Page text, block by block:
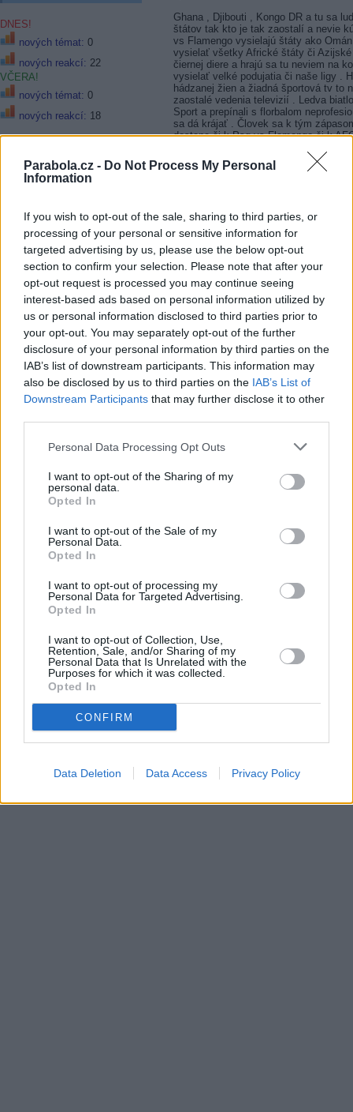
Parabola.cz - Do Not Process My Personal
Information
If you wish to opt-out of the sale, sharing to third parties, or
processing of your personal or sensitive information for
targeted advertising by us, please use the below opt-out
section to confirm your selection. Please note that after your
opt-out request is processed you may continue seeing
interest-based ads based on personal information utilized by
us or personal information disclosed to third parties prior to
your opt-out. You may separately opt-out of the further
disclosure of your personal information by third parties on the
IAB’s list of downstream participants. This information may
also be disclosed by us to third parties on the IAB’s List of
Downstream Participants that may further disclose it to other
Personal Data Processing Opt Outs
I want to opt-out of the Sharing of my
personal data.
Opted In
I want to opt-out of the Sale of my
Personal Data.
Opted In
I want to opt-out of processing my
Personal Data for Targeted Advertising.
Opted In
I want to opt-out of Collection, Use,
Retention, Sale, and/or Sharing of my
Personal Data that Is Unrelated with the
Purposes for which it was collected.
Opted In
CONFIRM
Data Deletion Data Access Privacy Policy
DNES!
nových témat: 0
nových reakcí: 22
VČERA!
nových témat: 0
nových reakcí: 18
LM v novej sezóne
zakaznikom
Prima sport
Stabilizace zásuvky 230 V
Kde robím chybu? alebo
skôr mi to nejde do hlavy
Magio 300e faktúra za 1m
kábla
Monoblok quad + 3
prijímače = rozpad obrazu
Top reakce
Web skylink a pristup k
prijímače = rozpad obrazu
Český fotbal v tv
4KA TV Karta vypadne
Stabilizace zásuvky 230 V
LM v novej sezóne
Canal+Sporty
Ghana , Djibouti , Kongo DR a tu sa
štátov tak kto je tak zaostalí a nevie
vs Flamengo vysielajú štáty ako
vysielať všetky Africké štáty či
čiernej diere a hrajú sa tu neviem na
vysielať velké podujatia či naše ligy .
hádzanej žien a žiadná športová tv to
zaostalé vedenia televizií . Ledva
Sport a prepínali s florbalom
sa dá krájať . Človek sa k tým
dostane či k Psg vs Flamengo či k
nechcú vysielať to čo ludí zaujíma .
ani tu nevedia dať do UHD či
20.12.2025, 21:55.28
RE: Copa del Rey (futbal)
supercopa de españa 2026 vysílá
21.12.2025, 12:59.38
RE: Copa del Rey (futbal)
FA CUP aj na anténe TVP sport a TVP.
TVP oznámila, že získala vysielacie
sezóny (od sezóny 2025/26 do
INFO: Nejnovější reakce jsou na
32
O webu parabola.cz •O souborech cookies•
Dovolená u moře•Bazény